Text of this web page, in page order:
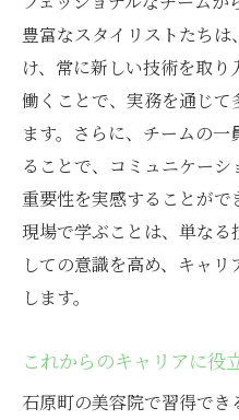
成功した先輩た
石原町での成長
現場経験がもた
キャリアを広げ
美容業界でのキ
成長ストーリー
豊富なスタイリストたち
け、常に新しい技術を取
働くことで、実務を通じて
ます。さらに、チームの
ることで、コミュニケー
重要性を実感することがで
現場で学ぶことは、単なる
しての意識を高め、キャ
します。
これからのキャリアに役
石原町の美容院で習得でき